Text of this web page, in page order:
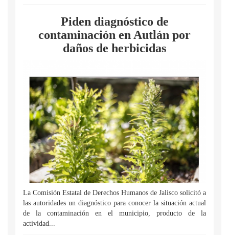
Piden diagnóstico de
contaminación en Autlán por
daños de herbicidas
La Comisión Estatal de Derechos Humanos de Jalisco solicitó a
las autoridades un diagnóstico para conocer la situación actual
de la contaminación en el municipio, producto de la
actividad...